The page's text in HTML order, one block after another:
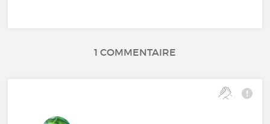
1 COMMENTAIRE